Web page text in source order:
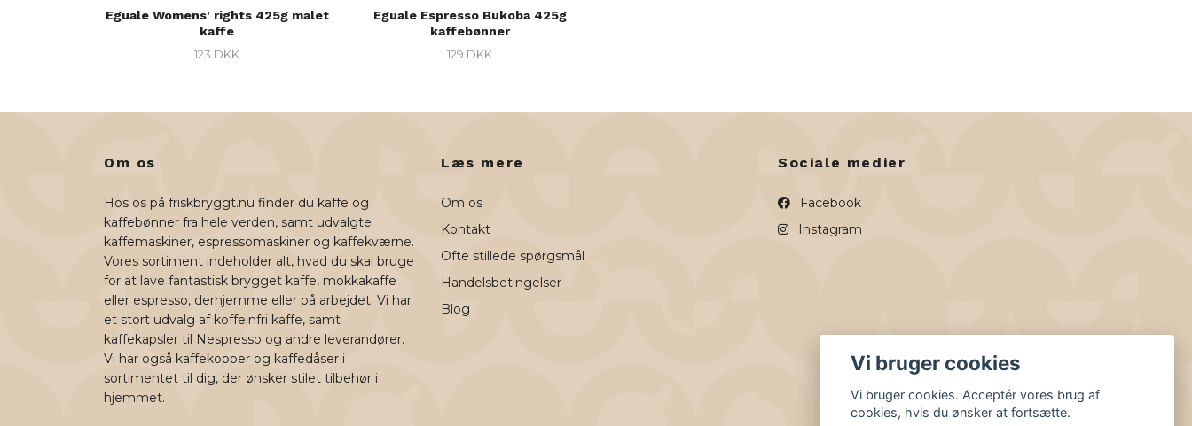
Eguale Womens' rights 425g malet
kaffe
123 DKK
Eguale Espresso Bukoba 425g
kaffebønner
129 DKK
Om os
Hos os på friskbryggt.nu finder du kaffe og
kaffebønner fra hele verden, samt udvalgte
kaffemaskiner, espressomaskiner og kaffekværne.
Vores sortiment indeholder alt, hvad du skal bruge
for at lave fantastisk brygget kaffe, mokkakaffe
eller espresso, derhjemme eller på arbejdet. Vi har
et stort udvalg af koffeinfri kaffe, samt
kaffekapsler til Nespresso og andre leverandører.
Vi har også kaffekopper og kaffedåser i
sortimentet til dig, der ønsker stilet tilbehør i
hjemmet.
Læs mere
Om os
Kontakt
Ofte stillede spørgsmål
Handelsbetingelser
Blog
Sociale medier
Facebook
Instagram
Vi bruger cookies
Vi bruger cookies. Acceptér vores brug af
cookies, hvis du ønsker at fortsætte.